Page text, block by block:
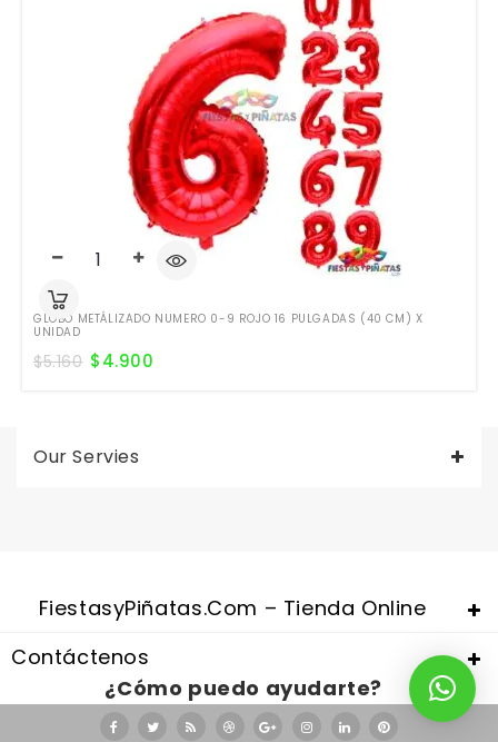
GLOBO METÁLIZADO NUMERO 0-9 ROJO 16 PULGADAS (40 CM) X
UNIDAD
$5.160 $4.900
Our Servies
FiestasyPiñatas.com – Tienda Online
Contáctenos
¿Cómo puedo ayudarte?